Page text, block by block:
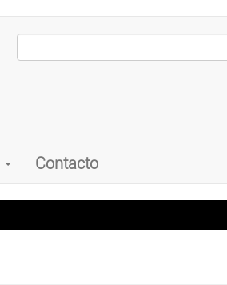
Contacto